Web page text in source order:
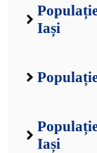
Iași
Iași